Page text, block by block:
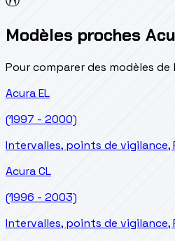
Modèles proches
Pour comparer des modèles
AcuraEL
(1997 - 2000)
Intervalles, points de vigilance,
AcuraCL
(1996 - 2003)
Intervalles, points de vigilance,